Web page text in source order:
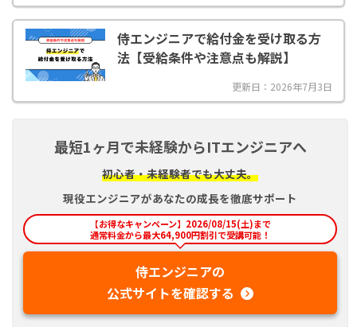
侍エンジニアで給付金を受け取る方
法【受給条件や注意点も解説】
更新日：2026年7月3日
最短1ヶ月で未経験からITエンジニアへ
初心者・未経験者でも大丈夫。
現役エンジニアがあなたの成長を徹底サポート
【お得なキャンペーン】2026/08/15(土)まで
通常料金から最大64,900円割引で受講可能！
侍エンジニアの
公式サイトを確認する